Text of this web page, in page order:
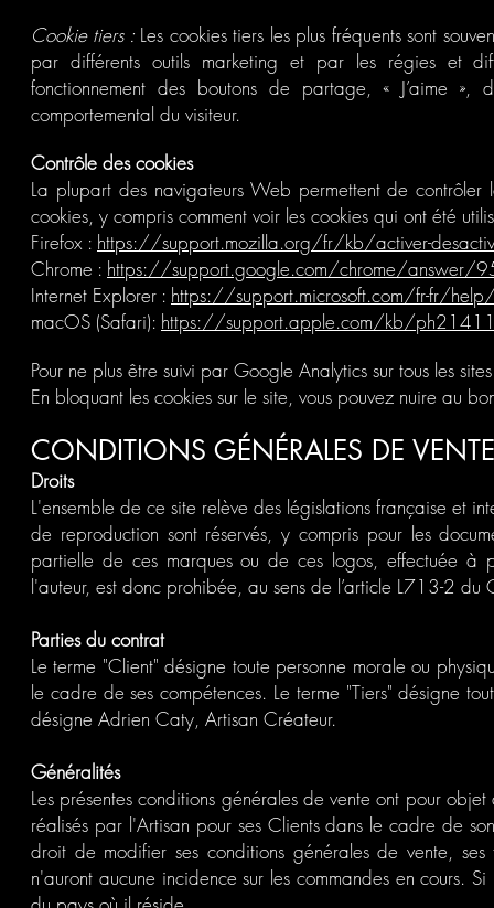
Cookie tiers :Les cookies tiers les plus fréquents sont
par différents outils marketing et par les régies et
fonctionnement des boutons de partage, « J’aime
comportemental du visiteur.
Contrôle des cookies
La plupart des navigateurs Web permettent de contrôler
cookies, y compris comment voir les cookies qui ont été
Firefox : https://support.mozilla.org/fr/kb/activer-
Chrome : https://support.google.com/chrome/answer/
Internet Explorer : https://support.microsoft.com/fr-fr/
macOS (Safari): https://support.apple.com/kb/
Pour ne plus être suivi par Google Analytics sur tous les
En bloquant les cookies sur le site, vous pouvez nuire au
CONDITIONS GÉNÉRALES DE VENTE
Droits
L'ensemble de ce site relève des législations française et
de reproduction sont réservés, y compris pour les
partielle de ces marques ou de ces logos, effectuée à
l'auteur, est donc prohibée, au sens de l’article L713-2
Parties du contrat
Le terme "Client" désigne toute personne morale ou
le cadre de ses compétences. Le terme "Tiers" désigne
désigne Adrien Caty, Artisan Créateur.
Généralités
Les présentes conditions générales de vente ont pour
réalisés par l'Artisan pour ses Clients dans le cadre de
droit de modifier ses conditions générales de vente,
n'auront aucune incidence sur les commandes en cours.